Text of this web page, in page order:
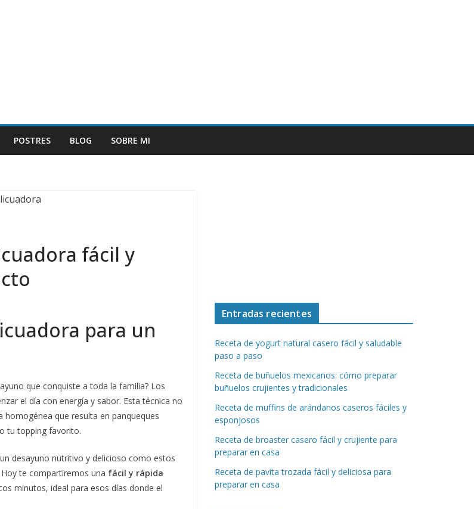
POSTRES BLOG SOBRE MI
fácil y
para un
que conquiste a toda la familia? Los
el día con energía y sabor. Esta técnica no
que resulta en panqueques
tu topping favorito.
desayuno nutritivo y delicioso como estos
te compartiremos una fácil y rápida
minutos, ideal para esos días donde el
Entradas recientes
Receta de yogurt natural casero fácil y saludable
paso a paso
Receta de buñuelos mexicanos: cómo preparar
buñuelos crujientes y tradicionales
Receta de muffins de arándanos caseros fáciles y
esponjosos
Receta de broaster casero fácil y crujiente para
preparar en casa
Receta de pavita trozada fácil y deliciosa para
preparar en casa